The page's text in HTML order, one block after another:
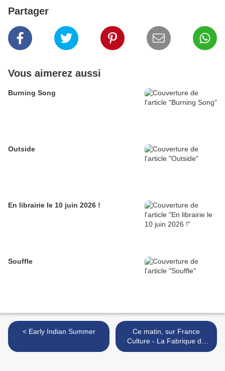
Partager
Vous aimerez aussi
Burning Song
Outside
En librairie le 10 juin 2026 !
Souffle
< Early Indian Summer
Ce matin, sur France
Culture - La Fabrique de
l'Histoire (Emmanuel